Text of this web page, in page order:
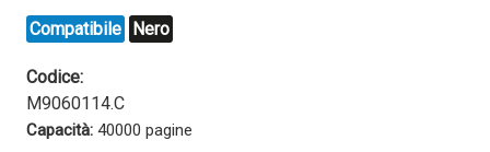
Compatibile Nero
Codice:
M9060114.C
Capacità: 40000 pagine